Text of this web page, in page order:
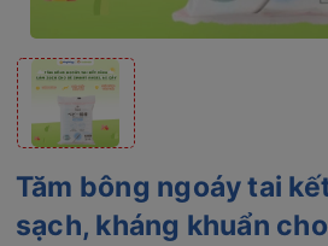
Tăm bông ngoáy tai
sạch, kháng khuẩn